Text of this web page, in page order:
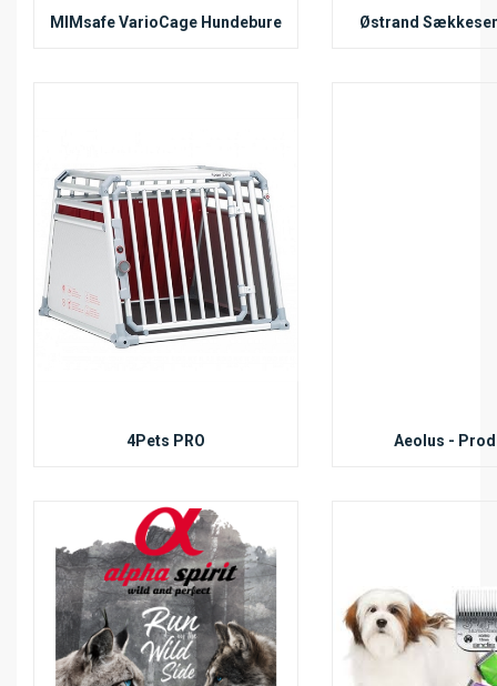
MIMsafe VarioCage Hundebure Østrand
4Pets PRO Aeolus -